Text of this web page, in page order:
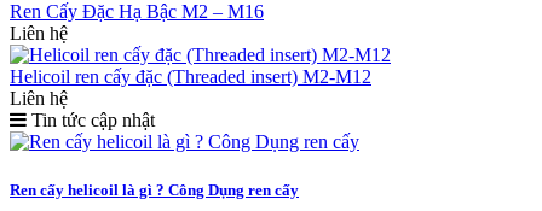
Ren Cấy Đặc Hạ Bậc M2 – M16
Liên hệ
Helicoil ren cấy đặc (Threaded insert) M2-M12
Liên hệ
Tin tức cập nhật
Ren cấy helicoil là gì ? Công Dụng ren cấy